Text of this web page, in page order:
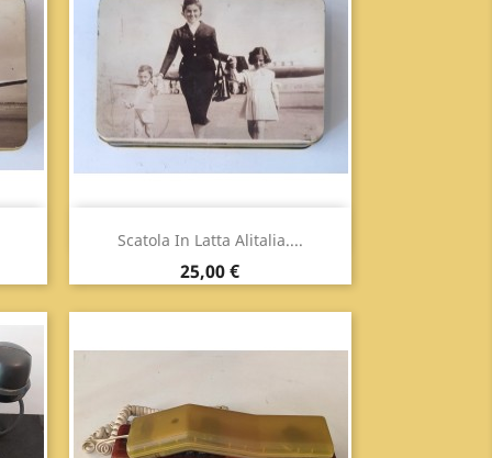
Scatola In Latta Alitalia....
Prezzo
25,00 €
Anteprima